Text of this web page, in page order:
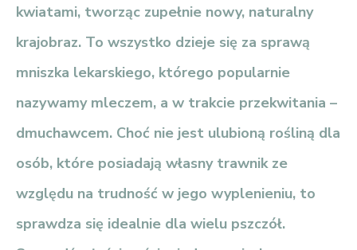
kwiatami, tworząc zupełnie nowy, naturalny
krajobraz. To wszystko dzieje się za sprawą
mniszka lekarskiego, którego popularnie
nazywamy mleczem, a w trakcie przekwitania –
dmuchawcem. Choć nie jest ulubioną rośliną dla
osób, które posiadają własny trawnik ze
względu na trudność w jego wyplenieniu, to
sprawdza się idealnie dla wielu pszczół.